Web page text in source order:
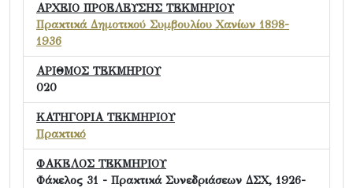
ΑΡΧΕΙΟ ΠΡΟΕΛΕΥΣΗΣ ΤΕΚΜΗΡΙΟΥ
Πρακτικά Δημοτικού Συμβουλίου Χανίων 1898-
1936
ΑΡΙΘΜΟΣ ΤΕΚΜΗΡΙΟΥ
020
ΚΑΤΗΓΟΡΙΑ ΤΕΚΜΗΡΙΟΥ
Πρακτικό
ΦΑΚΕΛΟΣ ΤΕΚΜΗΡΙΟΥ
Φάκελος 31 - Πρακτικά Συνεδριάσεων ΔΣΧ, 1926-